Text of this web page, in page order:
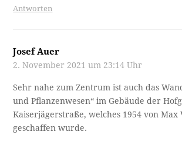
Antworten
Josef Auer
2. November 2021 um 23:14 Uhr
Sehr nahe zum Zentrum ist auch das
und Pflanzenwesen“ im Gebäude der
Kaiserjägerstraße, welches 1954 von Max
geschaffen wurde.